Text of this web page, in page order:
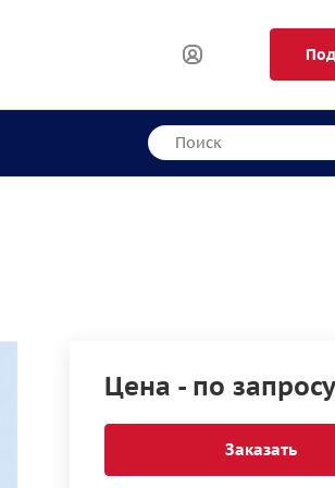
Цена - по запросу
Заказать